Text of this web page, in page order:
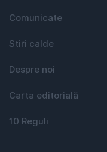
Comunicate
Stiri calde
Despre noi
Carta editorială
10 Reguli